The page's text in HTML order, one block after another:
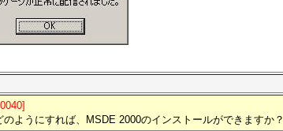
ようにすれば、MSDE 2000のインストールができますか？